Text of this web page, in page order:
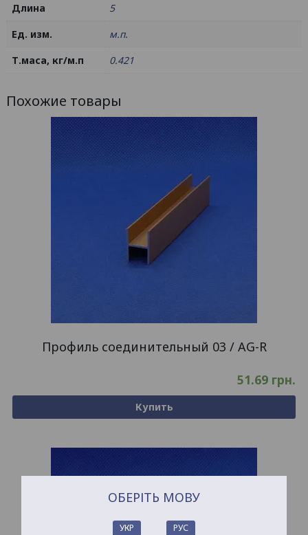
Длина
5
Ед. изм.
м.п.
Т.маса, кг/м.п
0.421
Похожие товары
Профиль соединительный 03 / AG-R
51.69 грн.
Купить
ОБЕРІТЬ МОВУ
УКР РУС